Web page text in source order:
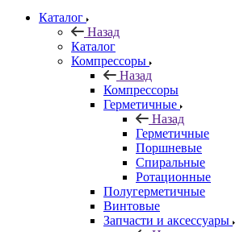
Каталог
Назад
Каталог
Компрессоры
Назад
Компрессоры
Герметичные
Назад
Герметичные
Поршневые
Спиральные
Ротационные
Полугерметичные
Винтовые
Запчасти и аксессуары